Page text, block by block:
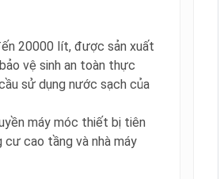
20000 lít, được sản xuất
vệ sinh an toàn thực
sử dụng nước sạch của
máy móc thiết bị tiên
cao tầng và nhà máy